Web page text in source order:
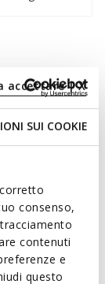
SUI COOKIE
consenso,
contenuti
e
questo
accettare | X
de material
numa
mas
ótima
aderência